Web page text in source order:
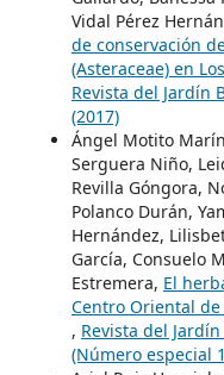
Vidal Pérez
de conservación
(Asteraceae) en
Revista del Jardín
(2017)
Ángel Motito
Serguera Niño,
Revilla Góngora,
Polanco Durán,
Hernández,
García, Consuelo
Estremera, El
Centro Oriental de
, Revista del
(Número especial